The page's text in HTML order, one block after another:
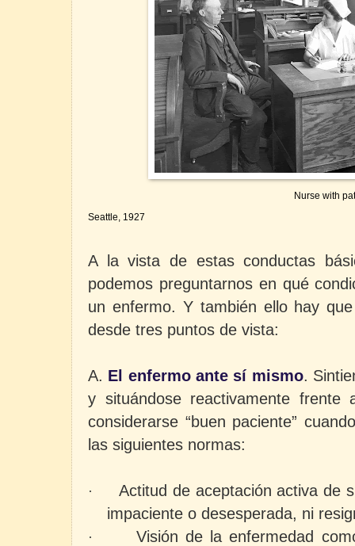
Nurse with
Seattle, 1927
A la vista de estas conductas
podemos preguntarnos en qué
un enfermo. Y también ello hay
desde tres puntos de vista:
A. El enfermo ante sí mismo.
y situándose reactivamente
considerarse “buen paciente”
las siguientes normas:
·
Actitud de aceptación activa de
impaciente o desesperada, ni
·
Visión de la enfermedad